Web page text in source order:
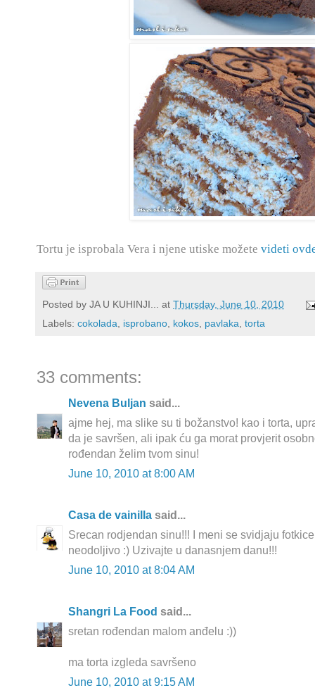
Tortu je isprobala Vera i njene utiske možete videti
Posted by JA U KUHINJI... at Thursday, June 10, 2010
Labels: cokolada, isprobano, kokos, pavlaka, torta
33 comments:
Nevena Buljan said...
ajme hej, ma slike su ti božanstvo! kao i torta,
da je savršen, ali ipak ću ga morat provjerit
rođendan želim tvom sinu!
June 10, 2010 at 8:00 AM
Casa de vainilla said...
Srecan rodjendan sinu!!! I meni se svidjaju
neodoljivo :) Uzivajte u danasnjem danu!!!
June 10, 2010 at 8:04 AM
Shangri La Food said...
sretan rođendan malom anđelu :))
ma torta izgleda savršeno
June 10, 2010 at 9:15 AM